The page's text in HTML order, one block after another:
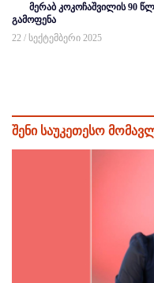
მერაბ კოკოჩაშვილის 90
გამოფენა
22 / სექტემბერი 2025
შენი საუკეთესო